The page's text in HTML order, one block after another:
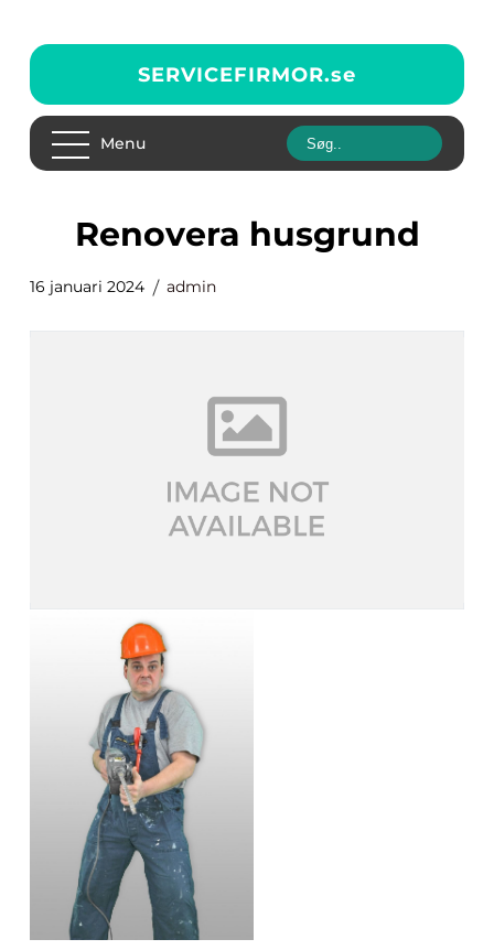
SERVICEFIRMOR.se
Menu
renovera husgrund
16 januari 2024 admin